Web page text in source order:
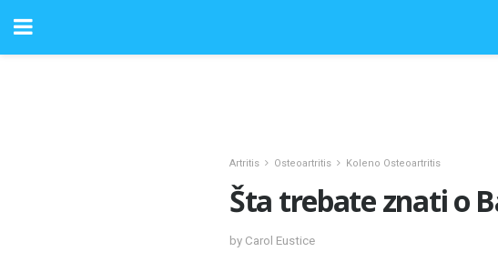
Artritis Osteoartritis Koleno Osteoartritis
Šta trebate znati o
by Carol Eustice